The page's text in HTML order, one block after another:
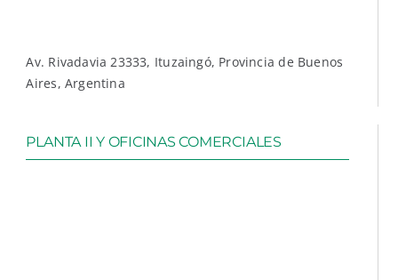
Av. Rivadavia 23333, Ituzaingó, Provincia de Buenos
Aires, Argentina
PLANTA II Y OFICINAS COMERCIALES